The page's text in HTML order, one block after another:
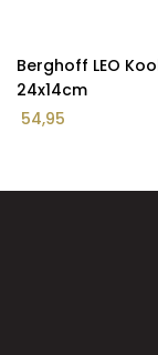
Berghoff LEO
24x14cm
54,95